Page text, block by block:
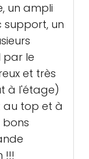
un ampli
support, un
par le
et très
à l'étage)
au top et à
!!!